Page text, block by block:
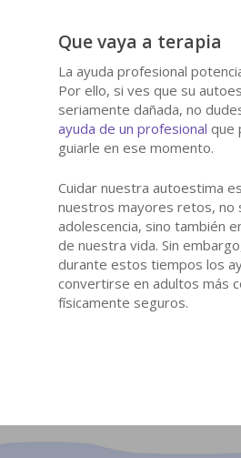
Que vaya a terapia
La ayuda profesional
Por ello, si ves que su
seriamente dañada, no
ayuda de un profesional que
guiarle en ese momento.
Cuidar nuestra autoestima
nuestros mayores retos, no
adolescencia, sino también
de nuestra vida. Sin
durante estos tiempos los
convertirse en adultos más
físicamente seguros.